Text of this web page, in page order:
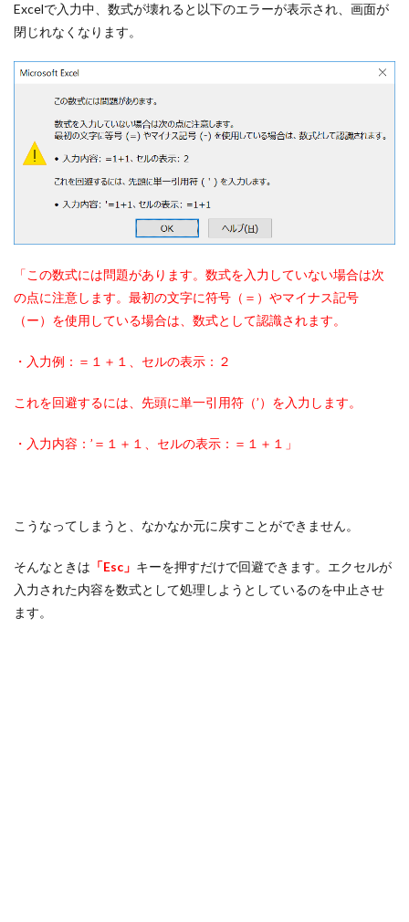
Excelで入力中、数式が壊れると以下のエラーが表示され、画面が
閉じれなくなります。
「この数式には問題があります。数式を入力していない場合は次
の点に注意します。最初の文字に符号（＝）やマイナス記号
（ー）を使用している場合は、数式として認識されます。
・入力例：＝１＋１、セルの表示：２
これを回避するには、先頭に単一引用符（’）を入力します。
・入力内容：’＝１＋１、セルの表示：＝１＋１」
こうなってしまうと、なかなか元に戻すことができません。
そんなときは 「Esc」 キーを押すだけで回避できます。エクセルが
入力された内容を数式として処理しようとしているのを中止させ
ます。